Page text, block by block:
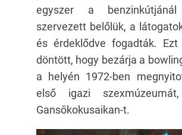
egyszer a
szervezett belőlük, a
és érdeklődve fogadták.
döntött, hogy bezárja a
a helyén 1972-ben
első igazi
Gansōkokusaikan-t.